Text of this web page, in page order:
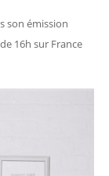
son émission
16h sur France